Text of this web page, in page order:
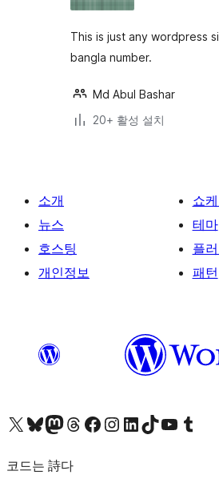
This is just any wordpress
bangla number.
Md Abul Bashar
20+ 활성 설치
소개
뉴스
호스팅
개인정보
쇼
테마
플
패턴
X(이전 트위터) 계정 방문하기블루스카이 계정 방문하기마스토돈 계정 방문하기스레드 계정 방문하기 페이스북 페이지 방문하기인스타그램 계정 방문하기 LinkedIn 계정 방문하기틱톡 계정 방문하기유튜브 채널 방문하기 텀블러 계정 방문하기
코드는 詩다